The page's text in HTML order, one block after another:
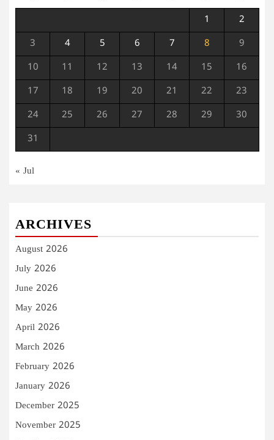
1 2
3 4 5 6 7 8 9
10 11 12 13 14 15 16
17 18 19 20 21 22 23
24 25 26 27 28 29 30
31
« Jul
ARCHIVES
August 2026
July 2026
June 2026
May 2026
April 2026
March 2026
February 2026
January 2026
December 2025
November 2025